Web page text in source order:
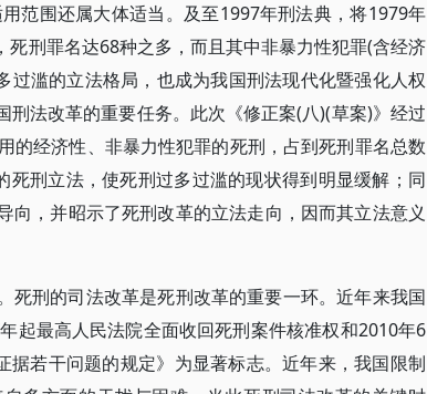
范围还属大体适当。及至1997年刑法典，将1979年
刑罪名达68种之多，而且其中非暴力性犯罪(含经济
滥的立法格局，也成为我国刑法现代化暨强化人权
法改革的重要任务。此次《修正案(八)(草案)》经过
的经济性、非暴力性犯罪的死刑，占到死刑罪名总数
刑立法，使死刑过多过滥的现状得到明显缓解；同
，并昭示了死刑改革的立法走向，因而其立法意义
死刑的司法改革是死刑改革的重要一环。近年来我国
起最高人民法院全面收回死刑案件核准权和2010年6
据若干问题的规定》为显著标志。近年来，我国限制